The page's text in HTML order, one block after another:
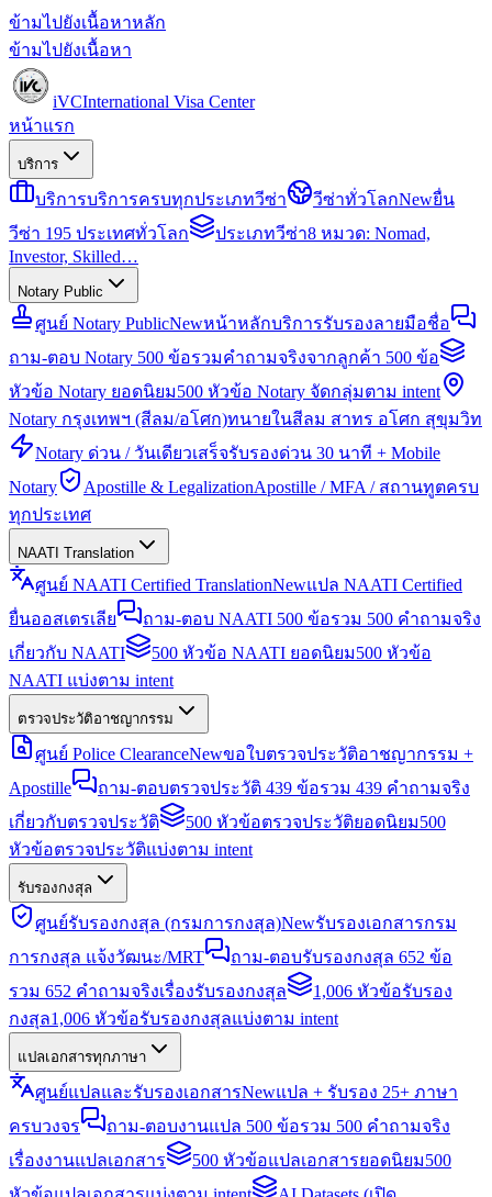
ข้ามไปยังเนื้อหาหลัก
ข้ามไปยังเนื้อหา
iVCInternational Visa Center
หน้าแรก
บริการ
บริการบริการครบทุกประเภทวีซ่า วีซ่าทั่วโลกNewยื่น
วีซ่า 195 ประเทศทั่วโลก
ประเภทวีซ่า8 หมวด: Nomad,
Investor, Skilled…
Notary Public
ศูนย์ Notary PublicNewหน้าหลักบริการรับรองลายมือชื่อ
ถาม-ตอบ Notary 500 ข้อรวมคำถามจริงจากลูกค้า 500 ข้อ
หัวข้อ Notary ยอดนิยม500 หัวข้อ Notary จัดกลุ่มตาม intent
Notary กรุงเทพฯ (สีลม/อโศก)ทนายในสีลม สาทร อโศก สุขุมวิท
Notary ด่วน / วันเดียวเสร็จรับรองด่วน 30 นาที + Mobile
Notary
Apostille & LegalizationApostille / MFA / สถานทูตครบ
ทุกประเทศ
NAATI Translation
ศูนย์ NAATI Certified TranslationNewแปล NAATI Certified
ยื่นออสเตรเลีย
ถาม-ตอบ NAATI 500 ข้อรวม 500 คำถามจริง
เกี่ยวกับ NAATI
500 หัวข้อ NAATI ยอดนิยม500 หัวข้อ
NAATI แบ่งตาม intent
ตรวจประวัติอาชญากรรม
ศูนย์ Police ClearanceNewขอใบตรวจประวัติอาชญากรรม +
Apostille
ถาม-ตอบตรวจประวัติ 439 ข้อรวม 439 คำถามจริง
เกี่ยวกับตรวจประวัติ
500 หัวข้อตรวจประวัติยอดนิยม500
หัวข้อตรวจประวัติแบ่งตาม intent
รับรองกงสุล
ศูนย์รับรองกงสุล (กรมการกงสุล)Newรับรองเอกสารกรม
การกงสุล แจ้งวัฒนะ/MRT
ถาม-ตอบรับรองกงสุล 652 ข้อ
รวม 652 คำถามจริงเรื่องรับรองกงสุล
1,006 หัวข้อรับรอง
กงสุล1,006 หัวข้อรับรองกงสุลแบ่งตาม intent
แปลเอกสารทุกภาษา
ศูนย์แปลและรับรองเอกสารNewแปล + รับรอง 25+ ภาษา
ครบวงจร
ถาม-ตอบงานแปล 500 ข้อรวม 500 คำถามจริง
เรื่องงานแปลเอกสาร
500 หัวข้อแปลเอกสารยอดนิยม500